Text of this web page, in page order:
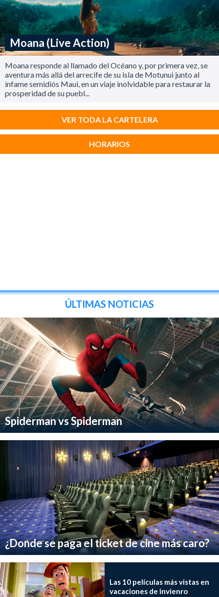
Moana (Live Action)
Moana responde al llamado del Océano y, por primera vez, se
aventura más allá del arrecife de su isla de Motunui junto al
infame semidiós Maui, en un viaje inolvidable para restaurar la
prosperidad de su puebl...
VER TODA LA CARTELERA
HORARIOS
ÚLTIMAS NOTICIAS
Spiderman vs Spiderman
¿Donde se paga el ticket de cine más caro?
Las 10 películas más vistas en
vacaciones de invienro